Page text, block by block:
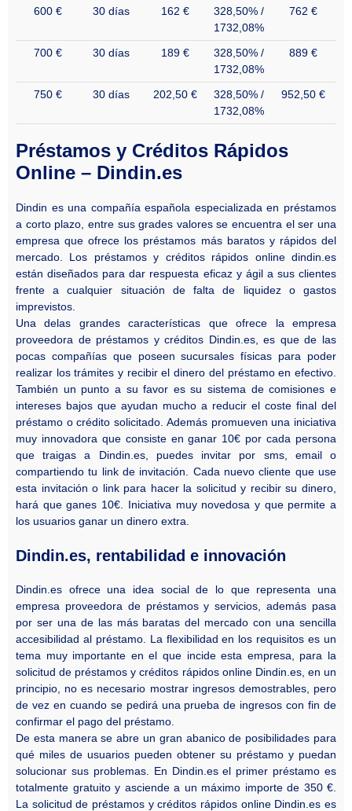
600 € 30 días 162 €
328,50% /
1732,08%
762 €
700 € 30 días 189 €
328,50% /
1732,08%
889 €
750 € 30 días 202,50 €
328,50% /
1732,08%
952,50 €
Préstamos y Créditos Rápidos
Online – Dindin.es
Dindin es una compañía española especializada en préstamos
a corto plazo, entre sus grades valores se encuentra el ser una
empresa que ofrece los préstamos más baratos y rápidos del
mercado. Los préstamos y créditos rápidos online dindin.es
están diseñados para dar respuesta eficaz y ágil a sus clientes
frente a cualquier situación de falta de liquidez o gastos
imprevistos.
Una delas grandes características que ofrece la empresa
proveedora de préstamos y créditos Dindin.es, es que de las
pocas compañías que poseen sucursales físicas para poder
realizar los trámites y recibir el dinero del préstamo en efectivo.
También un punto a su favor es su sistema de comisiones e
intereses bajos que ayudan mucho a reducir el coste final del
préstamo o crédito solicitado. Además promueven una iniciativa
muy innovadora que consiste en ganar 10€ por cada persona
que traigas a Dindin.es, puedes invitar por sms, email o
compartiendo tu link de invitación. Cada nuevo cliente que use
esta invitación o link para hacer la solicitud y recibir su dinero,
hará que ganes 10€. Iniciativa muy novedosa y que permite a
los usuarios ganar un dinero extra.
Dindin.es, rentabilidad e innovación
Dindin.es ofrece una idea social de lo que representa una
empresa proveedora de préstamos y servicios, además pasa
por ser una de las más baratas del mercado con una sencilla
accesibilidad al préstamo. La flexibilidad en los requisitos es un
tema muy importante en el que incide esta empresa, para la
solicitud de préstamos y créditos rápidos online Dindin.es, en un
principio, no es necesario mostrar ingresos demostrables, pero
de vez en cuando se pedirá una prueba de ingresos con fin de
confirmar el pago del préstamo.
De esta manera se abre un gran abanico de posibilidades para
qué miles de usuarios pueden obtener su préstamo y puedan
solucionar sus problemas. En Dindin.es el primer préstamo es
totalmente gratuito y asciende a un máximo importe de 350 €.
La solicitud de préstamos y créditos rápidos online Dindin.es es